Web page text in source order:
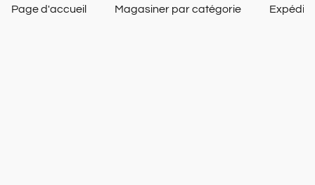
Page d'accueil Magasiner par catégorie